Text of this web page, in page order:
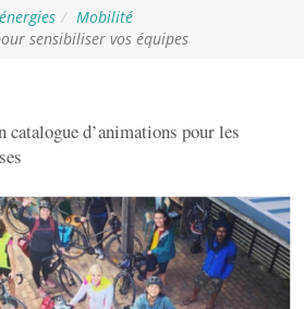
Mobilité
sensibiliser vos équipes
d’animations pour les